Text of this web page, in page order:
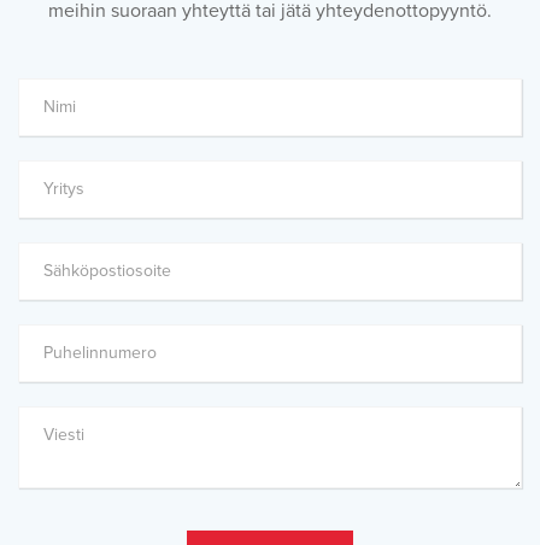
meihin suoraan yhteyttä tai jätä yhteydenottopyyntö.